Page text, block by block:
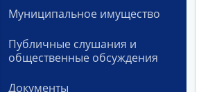
Муниципальное имущество
Публичные слушания и
общественные обсуждения
Документы